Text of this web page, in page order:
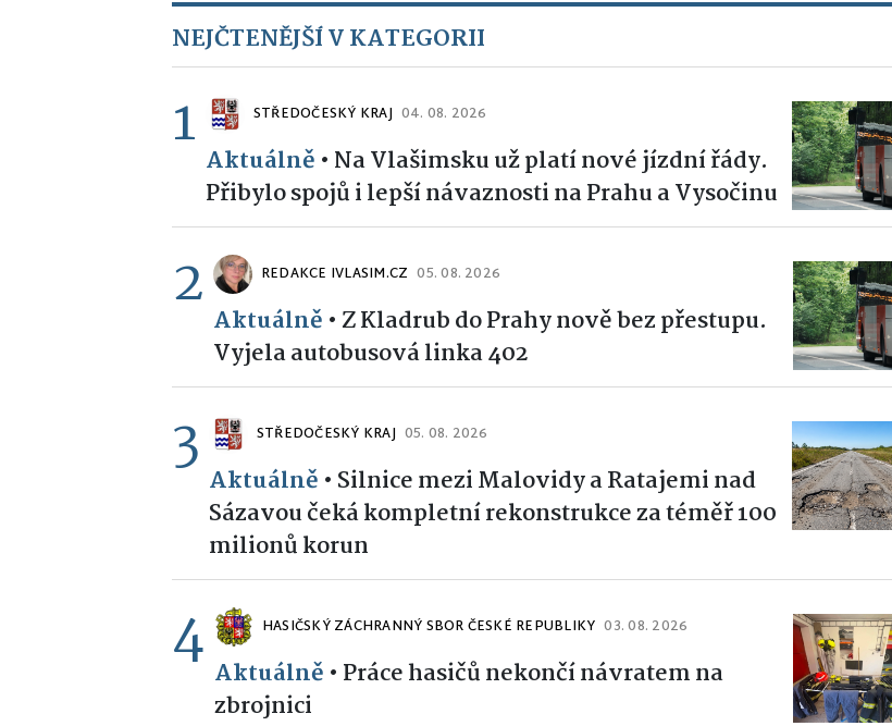
NEJČTENĚJŠÍ V KATEGORII
1 STŘEDOČESKÝ KRAJ 04. 08. 2026
Aktuálně • Na Vlašimsku už platí nové jízdní řády.
Přibylo spojů i lepší návaznosti na Prahu a Vysočinu
2 REDAKCE IVLASIM.CZ 05. 08. 2026
Aktuálně • Z Kladrub do Prahy nově bez přestupu.
Vyjela autobusová linka 402
3 STŘEDOČESKÝ KRAJ 05. 08. 2026
Aktuálně • Silnice mezi Malovidy a Ratajemi nad
Sázavou čeká kompletní rekonstrukce za téměř 100
milionů korun
4 HASIČSKÝ ZÁCHRANNÝ SBOR ČESKÉ REPUBLIKY 03. 08. 2026
Aktuálně • Práce hasičů nekončí návratem na
zbrojnici